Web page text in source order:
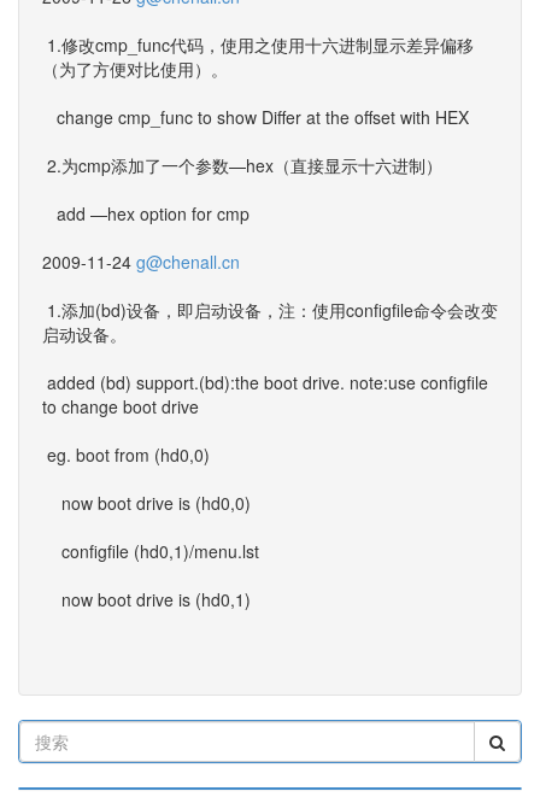
1.修改cmp_func代码，使用之使用十六进制显示差异偏移
（为了方便对比使用）。
change cmp_func to show Differ at the offset with HEX
2.为cmp添加了一个参数—hex（直接显示十六进制）
add —hex option for cmp
2009-11-24 g@chenall.cn
1.添加(bd)设备，即启动设备，注：使用configfile命令会改变
启动设备。
added (bd) support.(bd):the boot drive. note:use configfile
to change boot drive
eg. boot from (hd0,0)
now boot drive is (hd0,0)
configfile (hd0,1)/menu.lst
now boot drive is (hd0,1)